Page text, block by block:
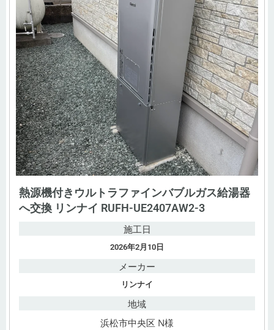
熱源機付きウルトラファインバブルガス給湯器
へ交換 リンナイ RUFH-UE2407AW2-3
施工日
2026年2月10日
メーカー
リンナイ
地域
浜松市中央区 N様